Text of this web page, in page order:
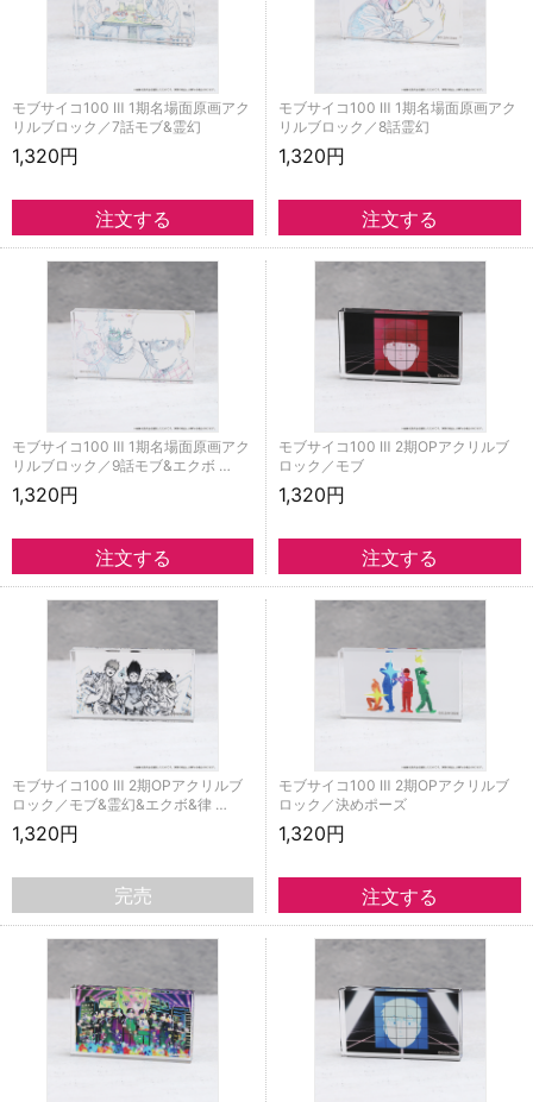
モブサイコ100 Ⅲ 1期名場面原画アク
リルブロック／7話モブ&霊幻
1,320円
モブサイコ100 Ⅲ 1期名場面原画アク
リルブロック／8話霊幻
1,320円
モブサイコ100 Ⅲ 1期名場面原画アク
リルブロック／9話モブ&エクボ …
1,320円
モブサイコ100 Ⅲ 2期OPアクリルブ
ロック／モブ
1,320円
モブサイコ100 Ⅲ 2期OPアクリルブ
ロック／モブ&霊幻&エクボ&律 …
1,320円
完売
モブサイコ100 Ⅲ 2期OPアクリルブ
ロック／決めポーズ
1,320円